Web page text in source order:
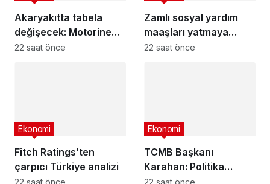
Akaryakıtta tabela
değişecek: Motorine
üst üste ikinci indirim
22 saat önce
Zamlı sosyal yardım
maaşları yatmaya
başladı
22 saat önce
Fitch Ratings’ten
çarpıcı Türkiye analizi
Ekonomi
22 saat önce
TCMB Başkanı
Karahan: Politika
faizindeki gerileme
Ekonomi
22 saat önce